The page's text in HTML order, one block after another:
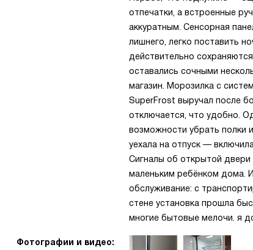
отпечатки, а встроенные
аккуратным. Сенсорная
лишнего, легко поставить
действительно
оставались сочными
магазин. Морозилка с
SuperFrost выручал после
отключается, что удобно.
возможности убрать полки
уехала на отпуск —
Сигналы об открытой
маленьким ребёнком дома.
обслуживание: с
стене установка прошла
многие бытовые мелочи. я
Фотографии и видео: